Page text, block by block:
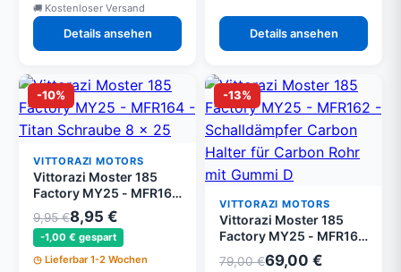
Kostenloser Versand
Details ansehen Details ansehen
-10%
VITTORAZI MOTORS
Vittorazi Moster 185
Factory MY25 - MFR164
- Titan Schraube 8 x 25
mm Tcei DIN 913
9,95 €8,95 €
-1,00 € gespart
Lieferbar 1-2 Wochen
-13%
VITTORAZI MOTORS
Vittorazi Moster 185
Factory MY25 - MFR162
- Schalldämpfer Carbon
Halter für Carbon Rohr
79,00 €69,00 €